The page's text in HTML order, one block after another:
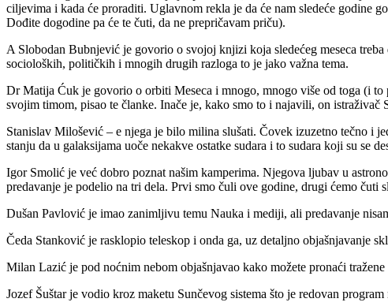
ciljevima i kada će proraditi. Uglavnom rekla je da će nam sledeće godine
Dođite dogodine pa će te čuti, da ne prepričavam priču).
A Slobodan Bubnjević je govorio o svojoj knjizi koja sledećeg meseca
socioloških, političkih i mnogih drugih razloga to je jako važna tema.
Dr Matija Ćuk je govorio o orbiti Meseca i mnogo, mnogo više od toga (i
svojim timom, pisao te članke. Inače je, kako smo to i najavili, on istraživač
Stanislav Milošević – e njega je bilo milina slušati. Čovek izuzetno tečno i
stanju da u galaksijama uoče nekakve ostatke sudara i to sudara koji su se
Igor Smolić je već dobro poznat našim kamperima. Njegova ljubav u
predavanje je podelio na tri dela. Prvi smo čuli ove godine, drugi ćemo čuti
Dušan Pavlović je imao zanimljivu temu Nauka i mediji, ali predavanje
Čeda Stanković je rasklopio teleskop i onda ga, uz detaljno objašnjavanje
Milan Lazić je pod noćnim nebom objašnjavao kako možete pronaći
Jozef Šuštarje vodio kroz maketu Sunčevog sistema što je redovan